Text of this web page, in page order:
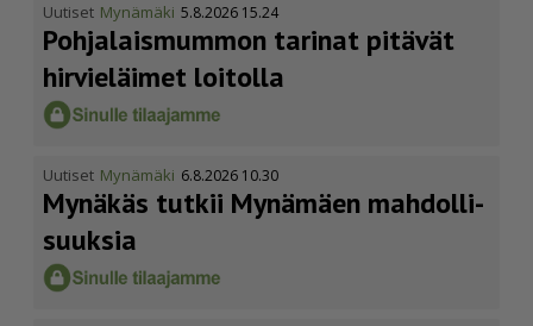
Uutiset Mynämäki 5.8.2026 15.24
Pohja­lais­mummon tarinat pitävät
hirvieläimet loitolla
Uutiset Mynämäki 6.8.2026 10.30
Mynäkäs tutkii Mynämäen mahdol­li­
suuksia